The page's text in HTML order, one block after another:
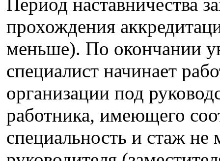
прохождения
меньше). По окончании
специалист начинает
организации под
работника, имеющего
специальность и стаж не